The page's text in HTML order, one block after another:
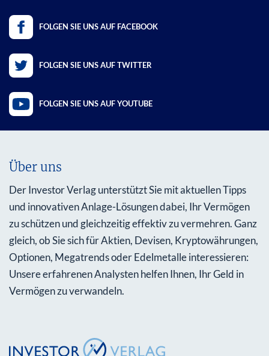
FOLGEN SIE UNS AUF FACEBOOK
FOLGEN SIE UNS AUF TWITTER
FOLGEN SIE UNS AUF YOUTUBE
Über uns
Der Investor Verlag unterstützt Sie mit aktuellen Tipps
und innovativen Anlage-Lösungen dabei, Ihr Vermögen
zu schützen und gleichzeitig effektiv zu vermehren. Ganz
gleich, ob Sie sich für Aktien, Devisen, Kryptowährungen,
Optionen, Megatrends oder Edelmetalle interessieren:
Unsere erfahrenen Analysten helfen Ihnen, Ihr Geld in
Vermögen zu verwandeln.